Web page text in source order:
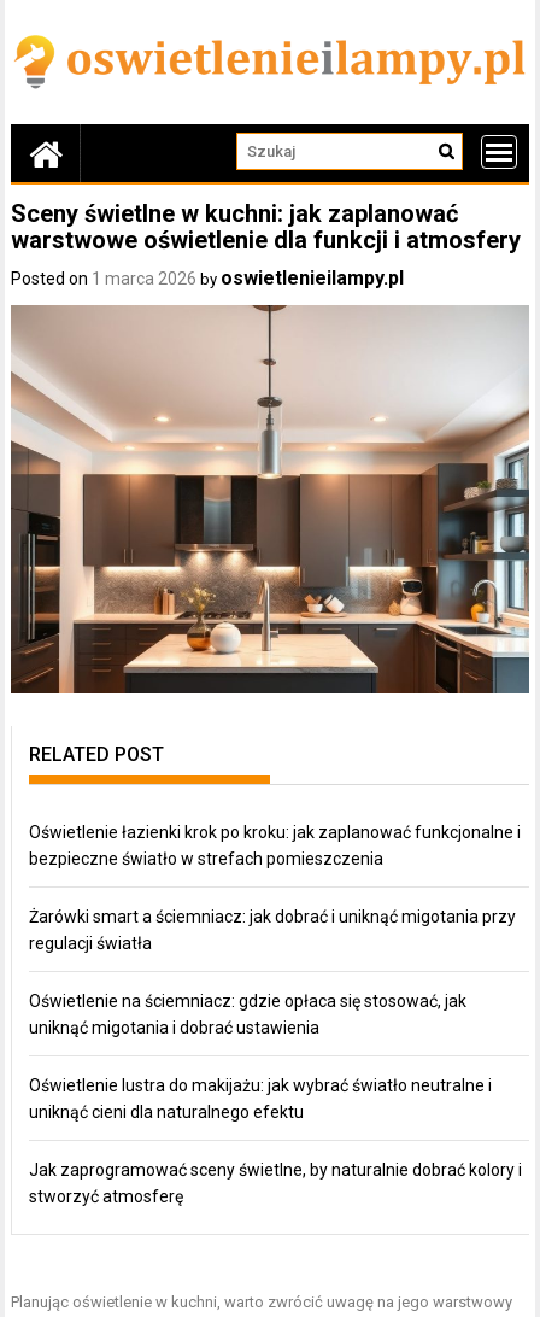
content
Sceny świetlne w kuchni: jak zaplanować
warstwowe oświetlenie dla funkcji i atmosfery
Posted on 1 marca 2026 by oswietlenieilampy.pl
RELATED POST
Oświetlenie łazienki krok po kroku: jak zaplanować funkcjonalne i
bezpieczne światło w strefach pomieszczenia
Żarówki smart a ściemniacz: jak dobrać i uniknąć migotania przy
regulacji światła
Oświetlenie na ściemniacz: gdzie opłaca się stosować, jak
uniknąć migotania i dobrać ustawienia
Oświetlenie lustra do makijażu: jak wybrać światło neutralne i
uniknąć cieni dla naturalnego efektu
Jak zaprogramować sceny świetlne, by naturalnie dobrać kolory i
stworzyć atmosferę
Planując oświetlenie w kuchni, warto zwrócić uwagę na jego warstwowy